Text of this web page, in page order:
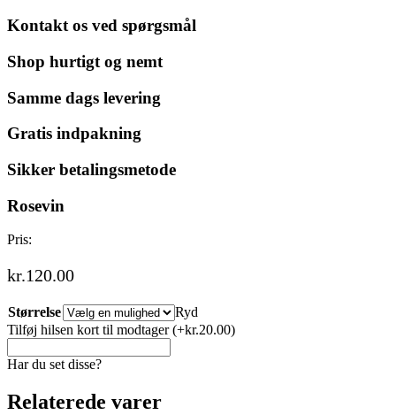
Kontakt os ved spørgsmål
Shop hurtigt og nemt
Samme dags levering
Gratis indpakning
Sikker betalingsmetode
Rosevin
Pris:
kr.120.00
Størrelse
Ryd
Tilføj hilsen kort til modtager(+kr.20.00)
Har du set disse?
Relaterede varer